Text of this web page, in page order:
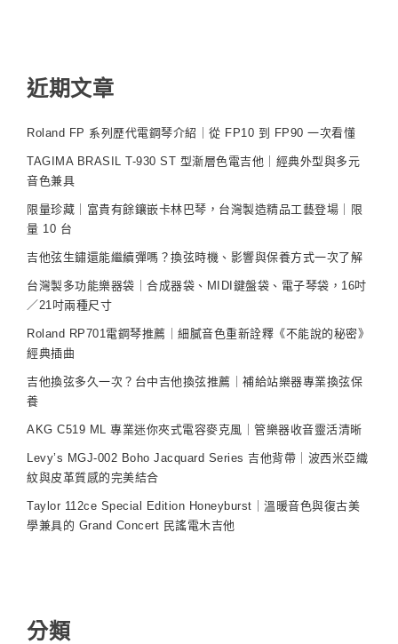
近期文章
Roland FP 系列歷代電鋼琴介紹｜從 FP10 到 FP90 一次看懂
TAGIMA BRASIL T-930 ST 型漸層色電吉他｜經典外型與多元
音色兼具
限量珍藏｜富貴有餘鑲嵌卡林巴琴，台灣製造精品工藝登場｜限
量 10 台
吉他弦生鏽還能繼續彈嗎？換弦時機、影響與保養方式一次了解
台灣製多功能樂器袋｜合成器袋、MIDI鍵盤袋、電子琴袋，16吋
／21吋兩種尺寸
Roland RP701電鋼琴推薦｜細膩音色重新詮釋《不能說的秘密》
經典插曲
吉他換弦多久一次？台中吉他換弦推薦｜補給站樂器專業換弦保
養
AKG C519 ML 專業迷你夾式電容麥克風｜管樂器收音靈活清晰
Levy’s MGJ-002 Boho Jacquard Series 吉他背帶｜波西米亞織
紋與皮革質感的完美結合
Taylor 112ce Special Edition Honeyburst｜溫暖音色與復古美
學兼具的 Grand Concert 民謠電木吉他
分類